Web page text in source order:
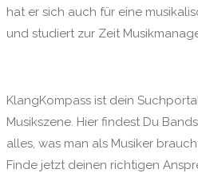
hat er sich auch für eine
und studiert zur Zeit
KlangKompass ist dein
Musikszene. Hier findest Du
alles, was man als Musiker
Finde jetzt deinen richtigen